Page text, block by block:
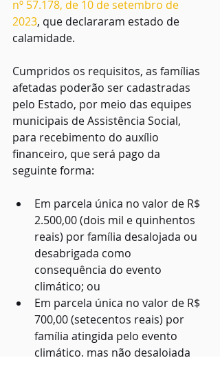
nº 57.178, de 10 de setembro de
2023, que declararam estado de
calamidade.
Cumpridos os requisitos, as famílias
afetadas poderão ser cadastradas
pelo Estado, por meio das equipes
municipais de Assistência Social,
para recebimento do auxílio
financeiro, que será pago da
seguinte forma:
Em parcela única no valor de R$
2.500,00 (dois mil e quinhentos
reais) por família desalojada ou
desabrigada como
consequência do evento
climático; ou
Em parcela única no valor de R$
700,00 (setecentos reais) por
família atingida pelo evento
climático, mas não desalojada